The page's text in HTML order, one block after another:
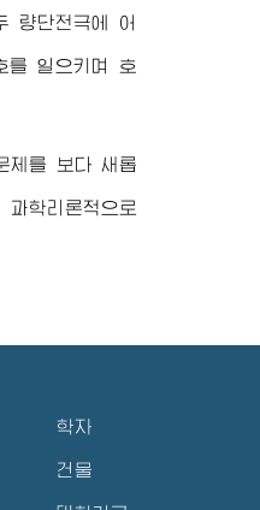
량단전극에 어
를 일으키며 호
제를 보다 새롭
학리론적으로
학자
건물